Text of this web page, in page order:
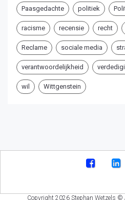
Paasgedachte politiek
racisme recensie recht
Reclame sociale media
verantwoordelijkheid
wil Wittgenstein
Copyright 2026 Stephan Wetzels ©